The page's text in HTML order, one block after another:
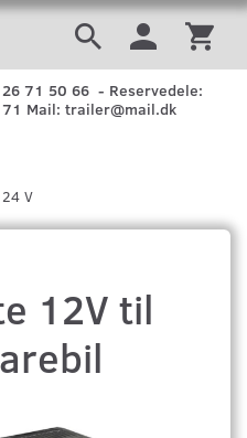
71 50 66 - Reservedele:
Mail: trailer@mail.dk
V
12V til